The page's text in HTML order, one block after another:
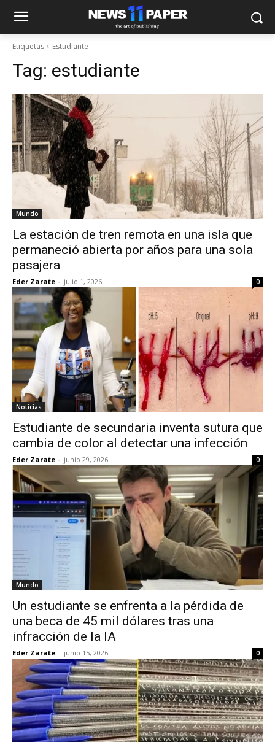
Etiquetas Estudiante
Tag: estudiante
Mundo
La estación de tren remota en una isla que
permaneció abierta por años para una sola
pasajera
Eder Zarate - julio 1, 2026 0
Noticias
Estudiante de secundaria inventa sutura que
cambia de color al detectar una infección
Eder Zarate - junio 29, 2026 0
Mundo
Un estudiante se enfrenta a la pérdida de
una beca de 45 mil dólares tras una
infracción de la IA
Eder Zarate - junio 15, 2026 0